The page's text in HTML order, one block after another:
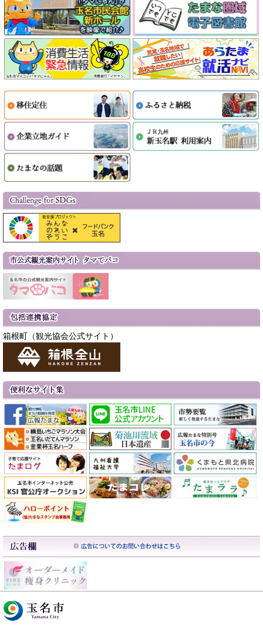
箱根町（観光協会公式サイト）